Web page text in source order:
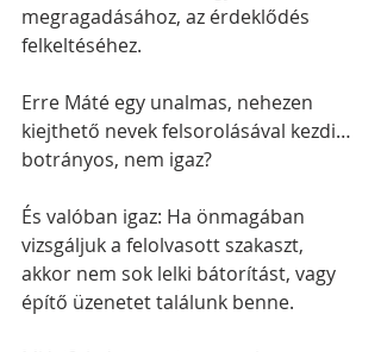
megragadásához, az érdeklődés
felkeltéséhez.
Erre Máté egy unalmas, nehezen
kiejthető nevek felsorolásával kezdi…
botrányos, nem igaz?
És valóban igaz: Ha önmagában
vizsgáljuk a felolvasott szakaszt,
akkor nem sok lelki bátorítást, vagy
építő üzenetet találunk benne.